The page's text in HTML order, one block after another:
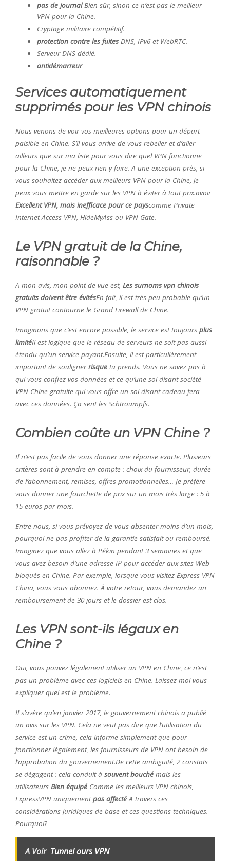
pas de journalBien sûr, sinon ce n’est pas le meilleur
VPN pour la Chine.
Cryptage militaire compétitif.
protection contre les fuites DNS, IPv6 et WebRTC.
Serveur DNS dédié.
antidémarreur
Services automatiquement
supprimés pour les VPN chinois
Nous venons de voir vos meilleures options pour un départ
paisible en Chine. S’il vous arrive de vous rebeller et d’aller
ailleurs que sur ma liste pour vous dire quel VPN fonctionne
pour la Chine, je ne peux rien y faire. A une exception près, si
vous souhaitez accéder aux meilleurs VPN pour la Chine, je
peux vous mettre en garde sur les VPN à éviter à tout prix.avoir
Excellent VPN, mais inefficace pour ce payscomme Private
Internet Access VPN, HideMyAss ou VPN Gate.
Le VPN gratuit de la Chine,
raisonnable ?
A mon avis, mon point de vue est, Les surnoms vpn chinois
gratuits doivent être évitésEn fait, il est très peu probable qu’un
VPN gratuit contourne le Grand Firewall de Chine.
Imaginons que c’est encore possible, le service est toujours plus
limitéIl est logique que le réseau de serveurs ne soit pas aussi
étendu qu’un service payant.Ensuite, il est particulièrement
important de soulignerrisque tu prends. Vous ne savez pas à
qui vous confiez vos données et ce qu’une soi-disant société
VPN Chine gratuite qui vous offre un soi-disant cadeau fera
avec ces données. Ça sent les Schtroumpfs.
Combien coûte un VPN Chine ?
Il n’est pas facile de vous donner une réponse exacte. Plusieurs
critères sont à prendre en compte : choix du fournisseur, durée
de l’abonnement, remises, offres promotionnelles… Je préfère
vous donner une fourchette de prix sur un mois très large : 5 à
15 euros par mois.
Entre nous, si vous prévoyez de vous absenter moins d’un mois,
pourquoi ne pas profiter de la garantie satisfait ou remboursé.
Imaginez que vous allez à Pékin pendant 3 semaines et que
vous avez besoin d’une adresse IP pour accéder aux sites Web
bloqués en Chine. Par exemple, lorsque vous visitez Express VPN
China, vous vous abonnez. À votre retour, vous demandez un
remboursement de 30 jours et le dossier est clos.
Les VPN sont-ils légaux en
Chine ?
Oui, vous pouvez légalement utiliser un VPN en Chine, ce n’est
pas un problème avec ces logiciels en Chine. Laissez-moi vous
expliquer quel est le problème.
Il s’avère qu’en janvier 2017, le gouvernement chinois a publié
un avis sur les VPN. Cela ne veut pas dire que l’utilisation du
service est un crime, cela informe simplement que pour
fonctionner légalement, les fournisseurs de VPN ont besoin de
l’approbation du gouvernement.De cette ambiguïté, 2 constats
se dégagent : cela conduit à souvent bouché mais les
utilisateurs Bien équipé Comme les meilleurs VPN chinois,
ExpressVPN uniquementpas affectéA travers ces
considérations juridiques de base et ces questions techniques.
Pourquoi?
A Voir Tunnel ours VPN